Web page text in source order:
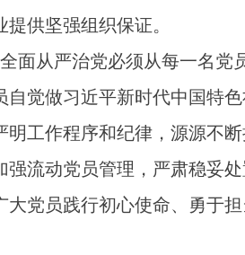
供坚强组织保证。
从严治党必须从每一名党
自觉做习近平新时代中国特
明工作程序和纪律，源源不
强流动党员管理，严肃稳妥
大党员践行初心使命、勇于